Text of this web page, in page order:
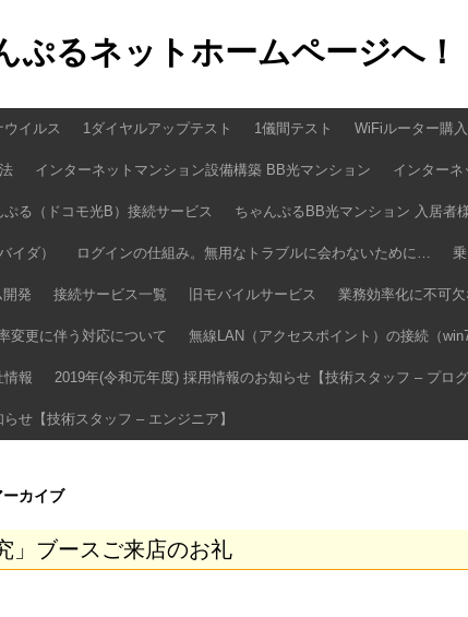
ぷるネットホームページへ！
イルス 1ダイヤルアップテスト 1儀間テスト WiFiルーター購
インターネットマンション設備構築 BB光マンション インターネ
ぷる（ドコモ光B）接続サービス ちゃんぷるBB光マンション 入居者
イダ） ログインの仕組み。無用なトラブルに会わないために…
発 接続サービス一覧 旧モバイルサービス 業務効率化に不可
変更に伴う対応について 無線LAN（アクセスポイント）の接続（
情報 2019年(令和元年度) 採用情報のお知らせ【技術スタッフ – プログ
せ【技術スタッフ – エンジニア】
カイブ
」ブースご来店のお礼